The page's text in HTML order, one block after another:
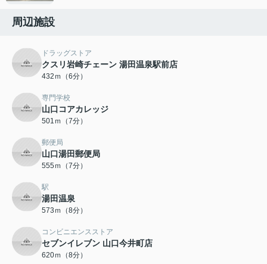
周辺施設
ドラッグストア
クスリ岩崎チェーン 湯田温泉駅前店
432ｍ（6分）
専門学校
山口コアカレッジ
501ｍ（7分）
郵便局
山口湯田郵便局
555ｍ（7分）
駅
湯田温泉
573ｍ（8分）
コンビニエンスストア
セブンイレブン 山口今井町店
620ｍ（8分）